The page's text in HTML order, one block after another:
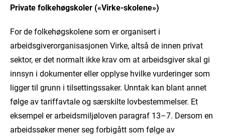
Private folkehøgskoler («Virke-skolene»)
For de folkehøgskolene som er organisert i
arbeidsgiverorganisasjonen Virke, altså de innen privat
sektor, er det normalt ikke krav om at arbeidsgiver skal gi
innsyn i dokumenter eller opplyse hvilke vurderinger som
ligger til grunn i tilsettingssaker. Unntak kan blant annet
følge av tariffavtale og særskilte lovbestemmelser. Et
eksempel er arbeidsmiljøloven paragraf 13–7. Dersom en
arbeidssøker mener seg forbigått som følge av